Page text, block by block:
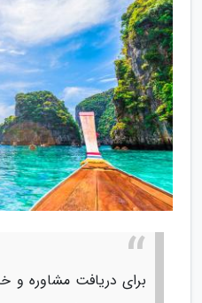
برای دریافت مشاوره